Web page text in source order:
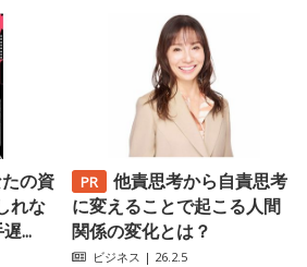
の資
れな
...
他責思考から自責思考
に変えることで起こる人間
関係の変化とは？
ビジネス | 26.2.5